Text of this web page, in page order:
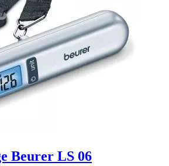
Beurer LS 06